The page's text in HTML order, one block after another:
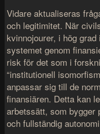
Vidare aktualiseras
och legitimitet. När
kvinnojourer, i hög
systemet genom
risk för det som i
“institutionell
anpassar sig till de
finansiären. Detta kan
arbetssätt, som bygger
och fullständig